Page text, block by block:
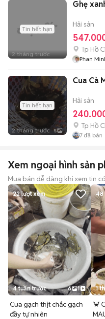
Tin hết hạn
2 tháng trước
Ghẹ
Hải sản
Tp Hồ
Phan
Tin hết hạn
2 tháng trước 5
Cua Cà
Hải sản
Tp Hồ
7 đã bán
Xem ngoại hình sản
Mua bán dễ dàng khi xem tin
22lượt xem
4 tuần trước 6 1
Cua gạch thịt chắc gạch
đầy tự nhiên
48
1
🦀